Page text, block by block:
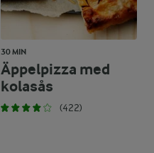
30 MIN
Äppelpizza med
kolasås
(422)